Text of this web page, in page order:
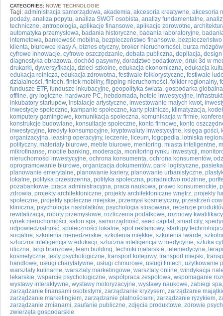
CATEGORIES: NOWE TECHNOLOGIE
Tagi: administracja samorządowa, akademia, akcesoria kreatywne, akcesoria
podaży, analiza popytu, analiza SWOT osobista, analizy fundamentalne,
techniczne, antropologia, aplikacje finansowe, aplikacje zdrowotne,
automatyka przemysłowa, badania historyczne, badania laboratoryjne,
internetowa, bankowość mobilna, bezpieczeństwo finansowe,
klienta, biurowce klasy A, biznes etyczny, broker nieruchomości, burza mózgów
cyfrowe innowacje, cyfrowe oszczędzanie, debata publiczna, depilacja,
diagnostyka obrazowa, dochód pasywny, doradztwo podatkowe, druk 3d w
drukarki, dywersyfikacja, dzieci szkolne, edukacja ekonomiczna, edukacja
edukacja rolnicza, edukacja zdrowotna, festiwale folklorystyczne, festiwale
działalności, fintech, fintek mobilny, flipping nieruchomości, folklor regionalny,
fundusze ETF, fundusze inkubacyjne, geopolityka świata, gospodarka globalna
offline, gry logiczne, hardware PC, hebdomada, hotele inwestycyjne,
inkubatory startupów, instalacje artystyczne, inwestowanie małych kwot,
inwestycje społeczne, kampanie społeczne, karty płatnicze, klimatyzacja,
komputery gamingowe, komunikacja społeczna, komunikacja w firmie,
konstrukcje budowlane, konsultacje społeczne, konto firmowe, konto
inwestycyjne, kredyty konsumpcyjne, kryptowaluty inwestycyjne, księga gości,
organizacyjna, leasing operacyjny, leczenie, liceum, logopedia, lotniska
polityczny, materiały biurowe, meble biurowe, mentoring, miasta inteligentne,
mikrofinanse, mobile banking, moderacja, monitoring rynku inwestycji,
nieruchomości inwestycyjne, ochrona konsumenta, ochrona konsumentów,
oprogramowanie biurowe, organizacja dokumentów, parki logistyczne, pasieka
planowanie emerytalne, planowanie kariery, planowanie urbanistyczne,
lokalne, polityka przestrzenna, polityka społeczna, poradnictwo rodzinne,
pozabankowe, praca administracyjna, praca naukowa, prawo konsumenckie,
zdrowia, projekty architektoniczne, projekty architektoniczne wnętrz, projekty
społeczne, projekty społeczne miejskie, przemysł kosmetyczny, przestrzeń
kliniczna, psychologia nastolatków, psychologia stosowana, recenzje
rewitalizacja, roboty przemysłowe, rozliczenia podatkowe, rozmowy
rynek nieruchomości, salon spa, samorządność, seed capital , smart city,
odpowiedzialność, społeczności lokalne, spot reklamowy, startupy
socjalne, szkolenia menedżerskie, szkolenia miękkie, szkolenia twarde,
sztuczna inteligencja w edukacji, sztuczna inteligencja w medycynie, sztuka
uliczna, targi branżowe, team building, techniki malarskie, telemedycyna,
kosmetyczne, testy psychologiczne, transport kolejowy, transport miejski,
handlowe, usługi charytatywne, usługi chmurowe, usługi fintech, użytkowanie
warsztaty kulinarne, warsztaty marketingowe, warsztaty online, windykacja
lekarskie, wsparcie psychologiczne, współpraca zespołowa, wspomaganie
wystawy interaktywne, wystawy motoryzacyjne, wystawy naukowe, zabiegi spa
zarządzanie finansami osobistymi, zarządzanie kryzysem, zarządzanie
zarządzanie marketingiem, zarządzanie płatnościami, zarządzanie ryzykiem,
zarządzanie zmianami, zaufanie publiczne, zdjęcia produktowe, zdrowie
zwierzęta gospodarskie